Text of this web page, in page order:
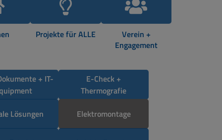
Projekte für ALLE
Verein +
Engagement
+ IT-
E-Check +
Thermografie
Lösungen Elektromontage